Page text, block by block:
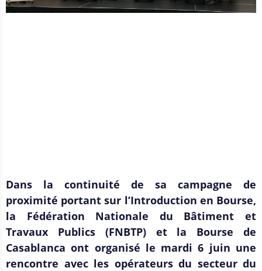
Dans la continuité de sa campagne de
proximité portant sur l’Introduction en Bourse,
la Fédération Nationale du Bâtiment et
Travaux Publics (FNBTP) et la Bourse de
Casablanca ont organisé le mardi 6 juin une
rencontre avec les opérateurs du secteur du